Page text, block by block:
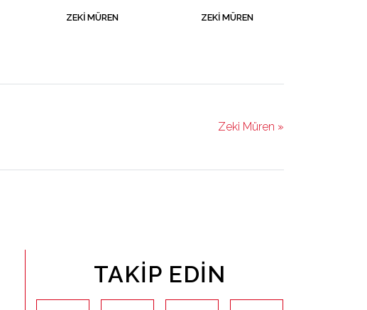
ZEKI MÜREN ZEKI MÜREN
Zeki Müren »
TAKIP EDIN